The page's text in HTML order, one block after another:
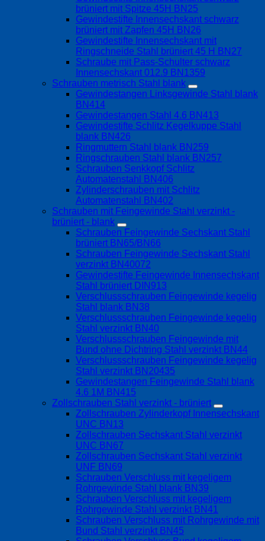
brüniert mit Spitze 45H BN25
Gewindestifte Innensechskant schwarz
brüniert mit Zapfen 45H BN26
Gewindestifte Innensechskant mit
Ringschneide Stahl brüniert 45 H BN27
Schraube mit Pass-Schulter schwarz
Innensechskant 012.9 BN1359
Schrauben metrisch Stahl blank
Gewindestangen Linksgewinde Stahl blank
BN414
Gewindestangen Stahl 4.6 BN413
Gewindestifte Schlitz Kegelkuppe Stahl
blank BN426
Ringmuttern Stahl blank BN259
Ringschrauben Stahl blank BN257
Schrauben Senkkopf Schlitz
Automatenstahl BN406
Zylinderschrauben mit Schlitz
Automatenstahl BN402
Schrauben mit Feingewinde Stahl verzinkt -
brüniert - blank
Schrauben Feingewinde Sechskant Stahl
brüniert BN65/BN66
Schrauben Feingewinde Sechskant Stahl
verzinkt BN40072
Gewindestifte Feingewinde Innensechskant
Stahl brüniert DIN913
Verschlussschrauben Feingewinde kegelig
Stahl blank BN38
Verschlussschrauben Feingewinde kegelig
Stahl verzinkt BN40
Verschlussschrauben Feingewinde mit
Bund ohne Dichtring Stahl verzinkt BN44
Verschlussschrauben Feingewinde kegelig
Stahl verzinkt BN20435
Gewindestangen Feingewinde Stahl blank
4.6 1M BN415
Zollschrauben Stahl verzinkt - brüniert
Zollschrauben Zylinderkopf Innensechskant
UNC BN13
Zollschrauben Sechskant Stahl verzinkt
UNC BN67
Zollschrauben Sechskant Stahl verzinkt
UNF BN69
Schrauben Verschluss mit kegeligem
Rohrgewinde Stahl blank BN39
Schrauben Verschluss mit kegeligem
Rohrgewinde Stahl verzinkt BN41
Schrauben Verschluss mit Rohrgewinde mit
Bund Stahl verzinkt BN45